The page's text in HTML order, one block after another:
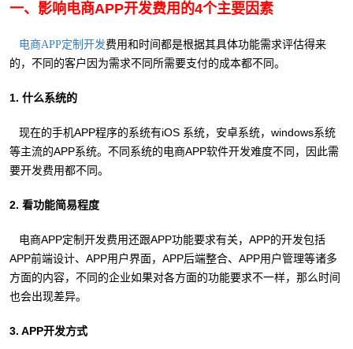
一、影响电商APP开发费用的4个主要因素
电商APP定制开发费用和时间都是根据其具体功能需求评估得来
的，不同的客户因为需求不同所需要支付的成本都不同。
1. 什么系统的
现在的手机APP程序的系统有iOS 系统，安卓系统，windows系统
等主流的APP系统。不同系统的电商APP软件开发难度不同，因此需
要开发费用都不同。
2. 看功能简易程度
电商APP定制开发费用还跟APP功能要求有关，APP的开发包括
APP前端设计、APP用户界面，APP后端整合、APP用户管理等诸多
方面的内容，不同的企业如果对各方面的功能要求不一样，那么时间
也会出现差异。
3. APP开发方式